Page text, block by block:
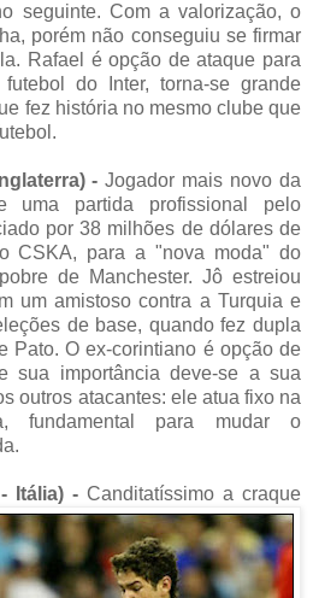
seguinte. Com a valorização, o
porém não conseguiu se firmar
Rafael é opção de ataque para
do Inter, torna-se grande
fez história no mesmo clube que
- Jogador mais novo da
uma partida profissional pelo
por 38 milhões de dólares de
CSKA, para a "nova moda" do
de Manchester. Jô estreiou
um amistoso contra a Turquia e
de base, quando fez dupla
Pato. O ex-corintiano é opção de
sua importância deve-se a sua
outros atacantes: ele atua fixo na
fundamental para mudar o
Itália) - Canditatíssimo a craque